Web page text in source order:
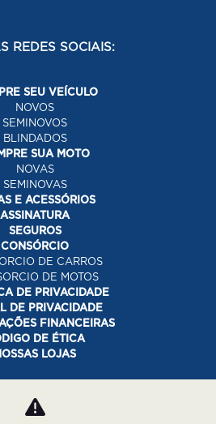
REDES SOCIAIS:
SEU VEÍCULO
NOVOS
SEMINOVOS
BLINDADOS
SUA MOTO
NOVAS
SEMINOVAS
E ACESSÓRIOS
ASSINATURA
SEGUROS
CONSÓRCIO
DE CARROS
DE MOTOS
DE PRIVACIDADE
DE PRIVACIDADE
FINANCEIRAS
DE ÉTICA
LOJAS
Seu bem maior é a vida.